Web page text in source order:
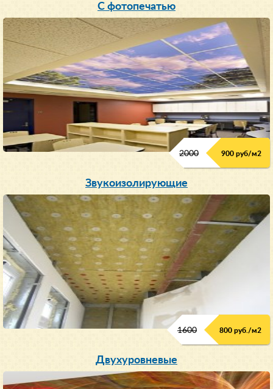
С фотопечатью
2000 900 руб/м2
Звукоизолирующие
1600 800 руб./м2
Двухуровневые